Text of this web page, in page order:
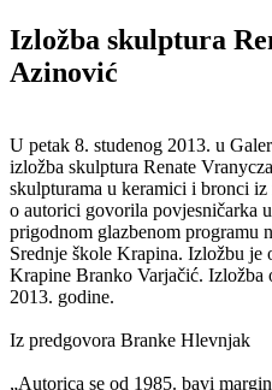
Izložba skulptura
Azinović
U petak 8. studenog 2013. u
izložba skulptura Renate
skulpturama u keramici i bronci
o autorici govorila povjesničarka
prigodnom glazbenom programu
Srednje škole Krapina. Izložbu je
Krapine Branko Varjačić. Izložba
2013. godine.
Iz predgovora Branke Hlevnjak
„Autorica se od 1985. bavi